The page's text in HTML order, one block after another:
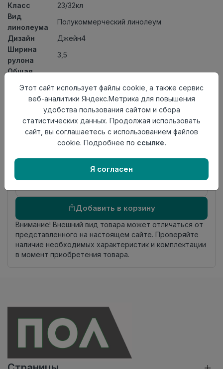
Класс
23/32кл
Вид
линолеума
Полукоммерческий линолеум
Дизайн
Джейн4
Ширина
рулона
3,5
Общая
Толщина
защитного
0,50мм
АктуальностьАктуален
Страна
происхождения
Россия
2.65 пог. м
Добавить в корзину
Внимание! Внешний вид товара может отличаться от
представленного на настоящем сайте. Проверяйте
наличие необходимых характеристик и комплектации
в момент приобретения товара.
Этот сайт использует файлы cookie, а также сервис
веб-аналитики Яндекс.Метрика для повышения
удобства пользования сайтом и сбора
статистических данных. Продолжая использовать
сайт, вы соглашаетесь с использованием файлов
cookie. Подробнее по ссылке.
Я согласен